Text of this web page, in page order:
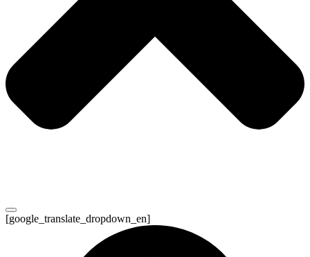
[google_translate_dropdown_en]